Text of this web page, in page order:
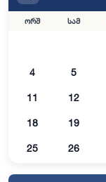
ორშ სამ
4 5
11 12
18 19
25 26